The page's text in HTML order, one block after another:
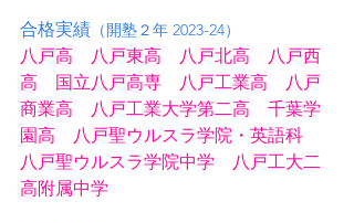
合格実績 （開塾２年 2023-24）
八戸高　八戸東高　八戸北高　八戸西
高　国立八戸高専　八戸工業高　八戸
商業高　八戸工業大学第二高　千葉学
園高　八戸聖ウルスラ学院・英語科
八戸聖ウルスラ学院中学　八戸工大二
高附属中学